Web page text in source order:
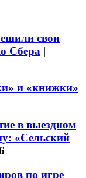
свои
Сбера |
и «книжки»
в выездном
«Сельский
по игре